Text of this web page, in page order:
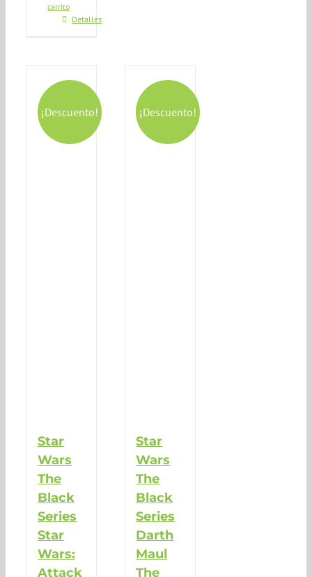
carrito
Detalles
¡Descuento!
Star
Wars
The
Black
Series
Star
Wars:
Attack
¡Descuento!
Star
Wars
The
Black
Series
Darth
Maul
The